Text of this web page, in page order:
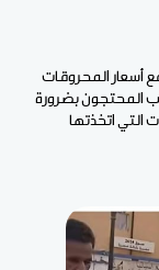
أسعار المحروقات
بين 10 و66%، كما طالب المحتجون بضرورة
التي اتخذتها